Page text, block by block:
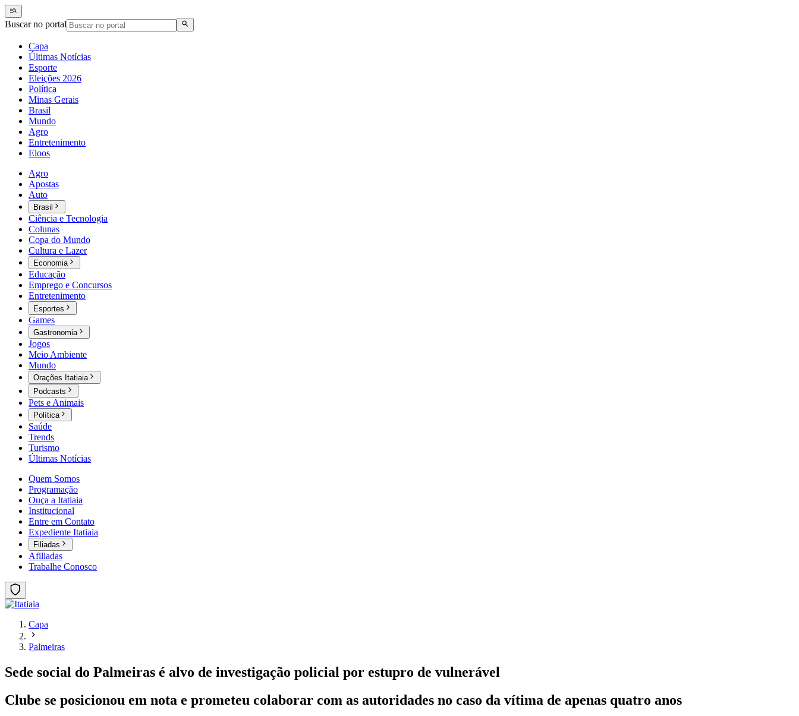
Buscar no portal
Capa
Últimas Notícias
Esporte
Eleições 2026
Política
Minas Gerais
Brasil
Mundo
Agro
Entretenimento
Eloos
Agro
Apostas
Auto
Brasil
Ciência e Tecnologia
Colunas
Copa do Mundo
Cultura e Lazer
Economia
Educação
Emprego e Concursos
Entretenimento
Esportes
Games
Gastronomia
Jogos
Meio Ambiente
Mundo
Orações Itatiaia
Podcasts
Pets e Animais
Política
Saúde
Trends
Turismo
Últimas Notícias
Quem Somos
Programação
Ouça a Itatiaia
Institucional
Entre em Contato
Expediente Itatiaia
Filiadas
Afiliadas
Trabalhe Conosco
Capa
Palmeiras
Sede social do Palmeiras é alvo de investigação policial por estupro de vulnerável
Clube se posicionou em nota e prometeu colaborar com as autoridades no caso da vítima de apenas quatro anos